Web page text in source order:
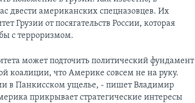
двести американских спецназовцев. Их
Грузии от посягательств России, которая
с терроризмом.
может подточить политический фундамент
коалиции, что Америке совсем не на руку.
в Панкисском ущелье, - пишет Владимир
прикрывает стратегические интересы